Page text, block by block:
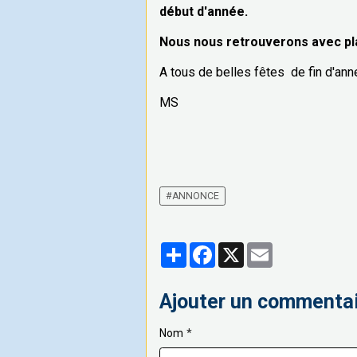
début d'année.
Nous nous retrouverons avec
A tous de belles fêtes de fin
MS
#ANNONCE
PartagerFacebook
X
Ajouter un
Nom